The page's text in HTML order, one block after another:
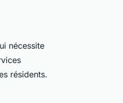
nécessite
résidents.